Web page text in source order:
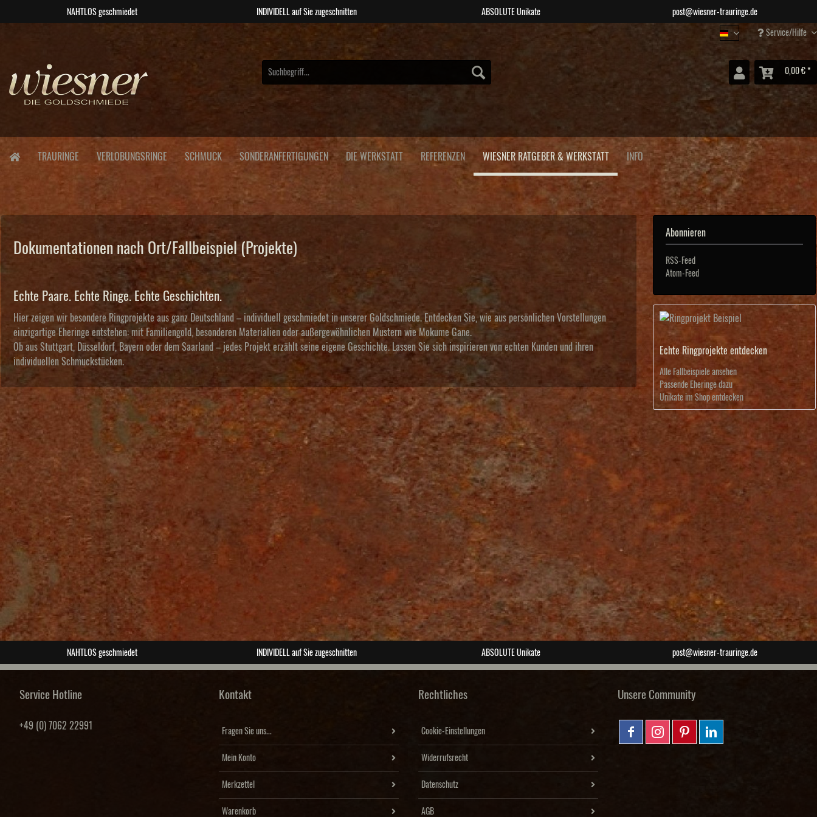
NAHTLOS geschmiedet INDIVIDELL auf Sie zugeschnitten ABSOLUTE Unikate post@wiesner-trauringe.de
Wiesner SchmuckService/Hilfe
0,00 € *
TRAURINGE VERLOBUNGSRINGE SCHMUCK SONDERANFERTIGUNGEN DIE WERKSTATT REFERENZEN WIESNER RATGEBER & WERKSTATT INFO
Abonnieren
RSS-Feed
Atom-Feed
Echte Ringprojekte entdecken
Alle Fallbeispiele ansehen
Passende Eheringe dazu
Unikate im Shop entdecken
Dokumentationen nach Ort/Fallbeispiel (Projekte)
Echte Paare. Echte Ringe. Echte Geschichten.
Hier zeigen wir besondere Ringprojekte aus ganz Deutschland – individuell geschmiedet in unserer Goldschmiede. Entdecken Sie, wie aus persönlichen Vorstellungen
einzigartige Eheringe entstehen: mit Familiengold, besonderen Materialien oder außergewöhnlichen Mustern wie Mokume Gane.
Ob aus Stuttgart, Düsseldorf, Bayern oder dem Saarland – jedes Projekt erzählt seine eigene Geschichte. Lassen Sie sich inspirieren von echten Kunden und ihren
individuellen Schmuckstücken.
NAHTLOS geschmiedet INDIVIDELL auf Sie zugeschnitten ABSOLUTE Unikate post@wiesner-trauringe.de
Service Hotline
+49 (0) 7062 22991
Kontakt
Fragen Sie uns...
Mein Konto
Merkzettel
Warenkorb
Rechtliches
Cookie-Einstellungen
Widerrufsrecht
Datenschutz
AGB
Unsere Community